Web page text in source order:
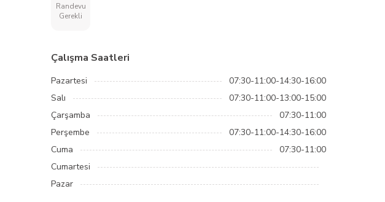
Randevu
Gerekli
Çalışma Saatleri
Pazartesi
07:30-11:00-14:30-16:00
Salı
07:30-11:00-13:00-15:00
Çarşamba
07:30-11:00
Perşembe
07:30-11:00-14:30-16:00
Cuma
07:30-11:00
Cumartesi
Pazar